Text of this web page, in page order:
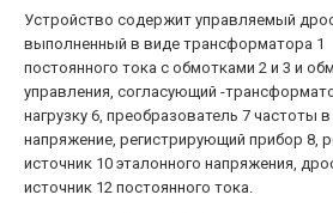
Устройство содержит управляемый
выполненный в виде трансформатора 1
постоянного тока с обмотками 2 и 3 и
управления, согласующий -
нагрузку 6, преобразователь 7 частоты в
напряжение, регистрирующий прибор 8,
источник 10 эталонного напряжения,
источник 12 постоянного тока.